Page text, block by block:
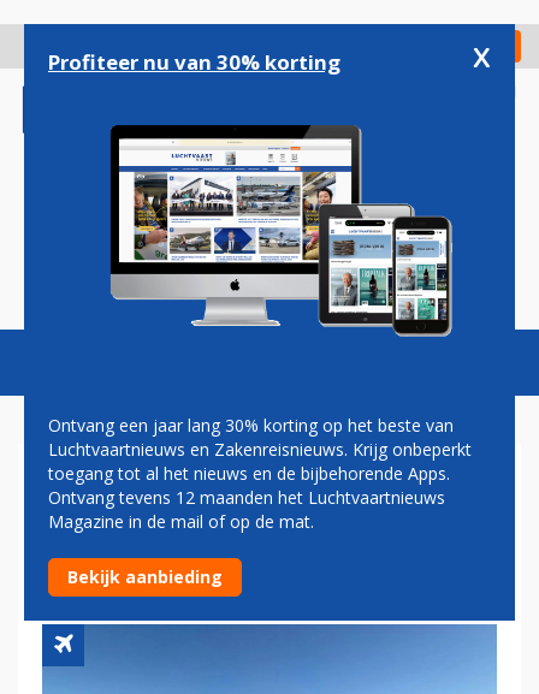
gaan
Check in
Magazine Podcasts Vacatures
Z AIR OVER TWEE WEKEN
MET EMBRAER 140 TUSSEN
CURAÇAO EN SINT MAARTEN
Profiteer nu van 30% korting x
Ontvang een jaar lang 30% korting op het beste van
Luchtvaartnieuws en Zakenreisnieuws. Krijg onbeperkt
toegang tot al het nieuws en de bijbehorende Apps.
Ontvang tevens 12 maanden het Luchtvaartnieuws
Magazine in de mail of op de mat.
Bekijk aanbieding